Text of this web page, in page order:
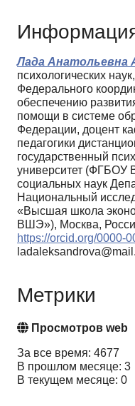
Лада Анатольевна
психологических
Федерального
обеспечению
помощи в системе
Федерации, доцент
педагогики
государственный
университет (ФГБОУ
социальных наук
Национальный
«Высшая школа
ВШЭ»), Москва,
https://orcid.org/0000-
Метрики
Просмотров web
За все время: 4677
В прошлом месяце: 3
В текущем месяце: 0